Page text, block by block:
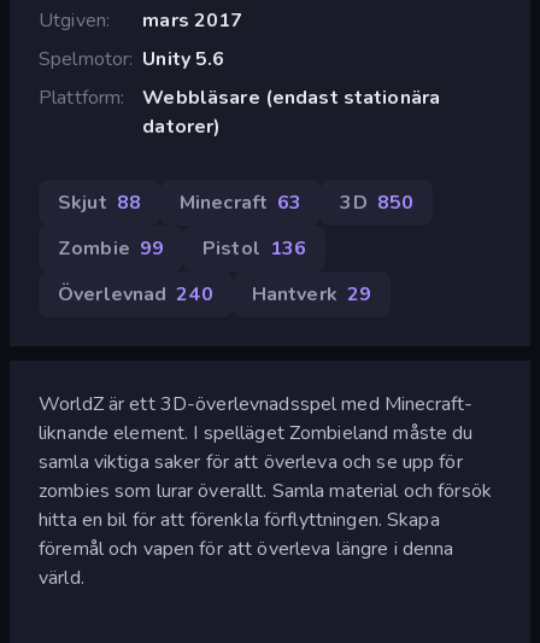
Utgiven
mars 2017
Spelmotor Unity 5.6
Plattform
Webbläsare (endast stationära
datorer)
Skjut 88 Minecraft 63 3D 850
Zombie 99 Pistol 136
Överlevnad 240 Hantverk 29
WorldZ är ett 3D-överlevnadsspel med Minecraft-
liknande element. I spelläget Zombieland måste du
samla viktiga saker för att överleva och se upp för
zombies som lurar överallt. Samla material och försök
hitta en bil för att förenkla förflyttningen. Skapa
föremål och vapen för att överleva längre i denna
värld.